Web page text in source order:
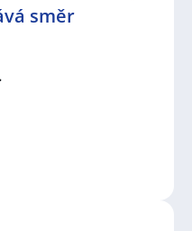
směr